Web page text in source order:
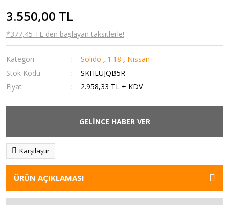
3.550,00 TL
*377,45 TL den başlayan taksitlerle!
Kategori Solido , 1:18 , Nissan
Stok Kodu
SKHEUJQB5R
Fiyat
2.958,33 TL + KDV
GELİNCE HABER VER
Karşılaştır
ÜRÜN AÇIKLAMASI